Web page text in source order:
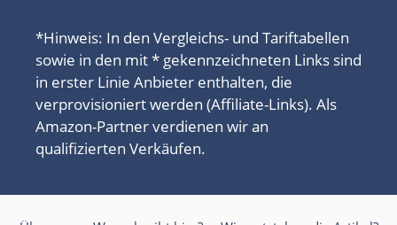
*Hinweis: In den Vergleichs- und Tariftabellen
sowie in den mit * gekennzeichneten Links sind
in erster Linie Anbieter enthalten, die
verprovisioniert werden (Affiliate-Links). Als
Amazon-Partner verdienen wir an
qualifizierten Verkäufen.